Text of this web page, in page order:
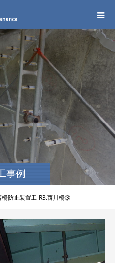
事例
橋防止装置工-R3.西川橋③